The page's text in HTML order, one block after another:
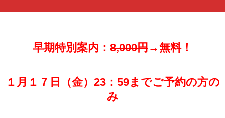
早期特別案内： 8,000円→無料！
１月１７日（金）23：59までご予約の方の
み